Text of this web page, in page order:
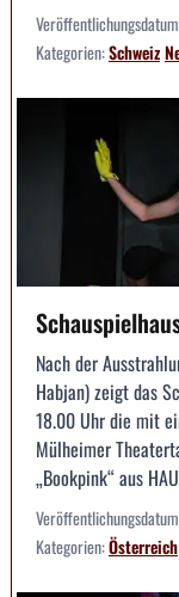
Kategorien:Schweiz
Nach der
Habjan) zeigt das
18.00 Uhr die mit
Mülheimer
„Bookpink“ aus
Kategorien:Österreich